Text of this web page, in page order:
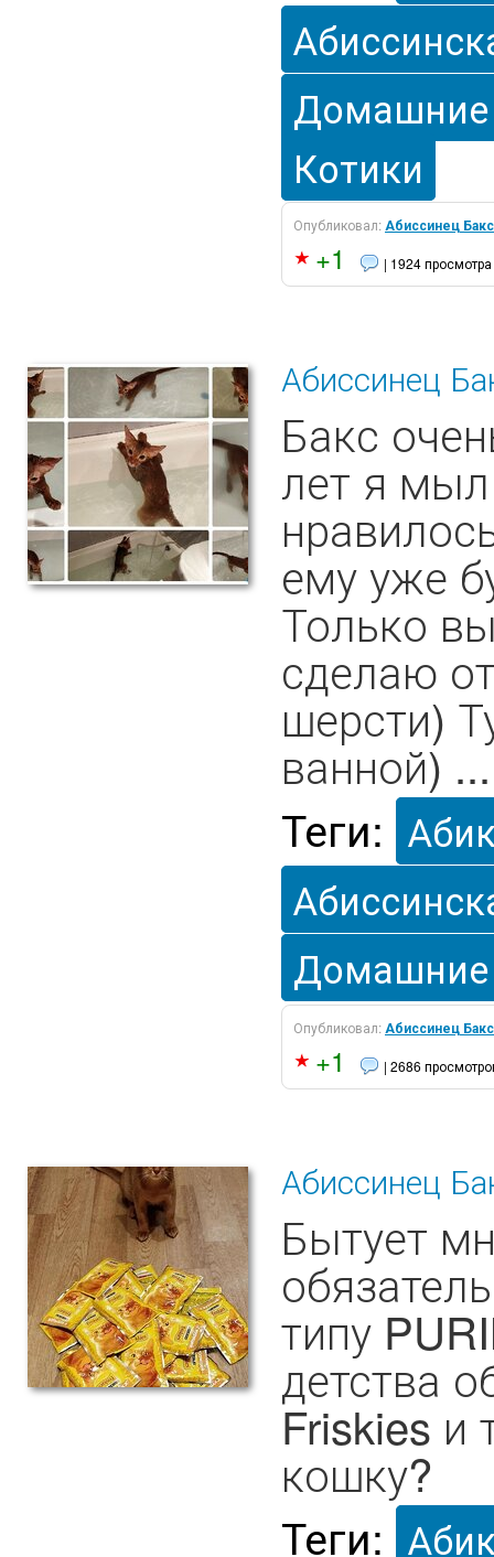
Котики
Опубликовал:Абиссинец Бакс
+1 | 1924 просмотра
Абиссинец
Бакс
лет я
ему уже
Только
сделаю
шерсти)
ванной) ...
Теги:
Опубликовал:Абиссинец Бакс
+1 | 2686
Абиссинец
Бытует
типу
детства
Friskies и
кошку?
Теги: